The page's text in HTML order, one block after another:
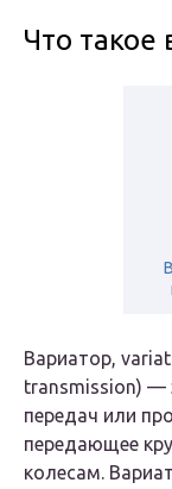
Что такое
Вариатор,
transmission) —
передач или
передающее
колесам.